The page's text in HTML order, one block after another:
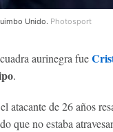
Unido. Photosport
aurinegra fue
.
atacante de 26 años
que no estaba